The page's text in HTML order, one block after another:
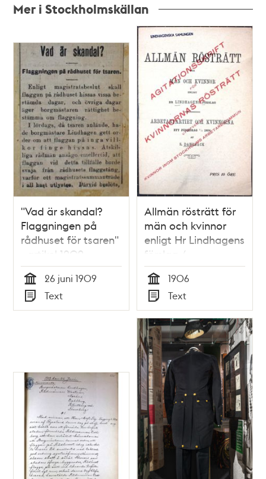
Mer i Stockholmskällan
poster
teman
"Vad är skandal?
Flaggningen på
rådhuset för tsaren"
- artikel 1909
Tid
26 juni 1909
Typ
Text
Allmän rösträtt för
män och kvinnor
enligt Hr Lindhagens
förslag /
Arbetarepartiet och
kvinnorna – ett
föredrag 7/3 1906 af
S. Dahlbäck.
Tid
1906
Typ
Text